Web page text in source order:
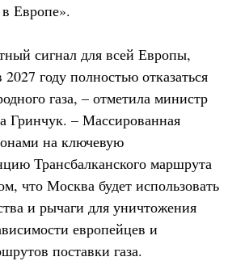
Европе».
сигнал для всей Европы,
году полностью отказаться
газа, – отметила министр
Гринчук. – Массированная
на ключевую
Трансбалканского маршрута
что Москва будет использовать
и рычаги для уничтожения
европейцев и
поставки газа.